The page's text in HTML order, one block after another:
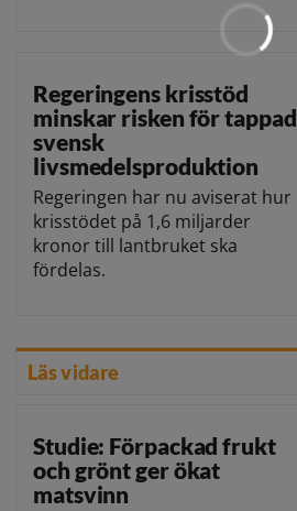
Regeringens krisstöd
minskar risken för tappad
svensk
livsmedelsproduktion
Regeringen har nu aviserat hur
krisstödet på 1,6 miljarder
kronor till lantbruket ska
fördelas.
Läs vidare
Studie: Förpackad frukt
och grönt ger ökat
matsvinn